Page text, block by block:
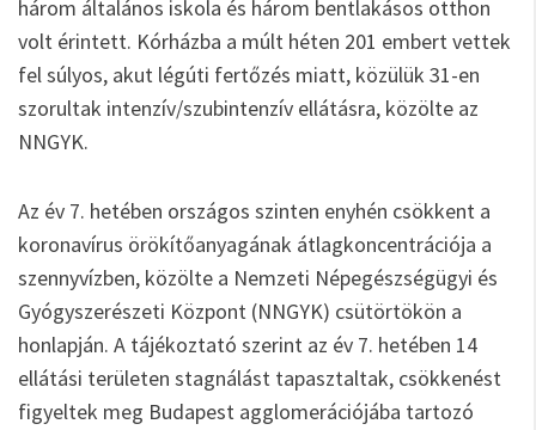
három általános iskola és három bentlakásos otthon
volt érintett. Kórházba a múlt héten 201 embert vettek
fel súlyos, akut légúti fertőzés miatt, közülük 31-en
szorultak intenzív/szubintenzív ellátásra, közölte az
NNGYK.
Az év 7. hetében országos szinten enyhén csökkent a
koronavírus örökítőanyagának átlagkoncentrációja a
szennyvízben, közölte a Nemzeti Népegészségügyi és
Gyógyszerészeti Központ (NNGYK) csütörtökön a
honlapján. A tájékoztató szerint az év 7. hetében 14
ellátási területen stagnálást tapasztaltak, csökkenést
figyeltek meg Budapest agglomerációjába tartozó